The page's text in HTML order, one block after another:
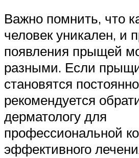
Важно помнить, что
человек уникален, и
появления прыщей
разными. Если
становятся
рекомендуется
дерматологу для
профессиональной
эффективного